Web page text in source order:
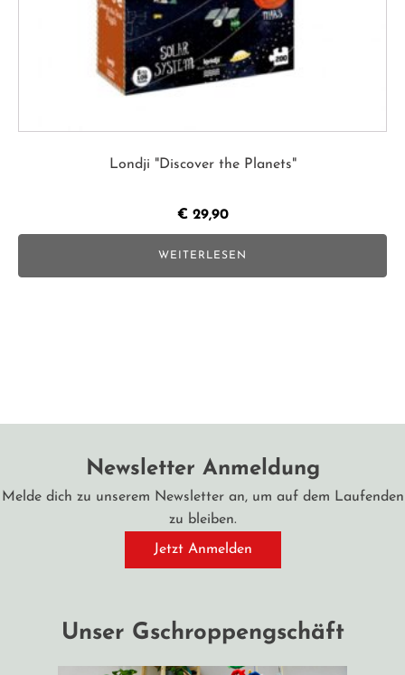
Londji "Discover the Planets"
€29,90
WEITERLESEN
Newsletter Anmeldung
Melde dich zu unserem Newsletter an, um auf dem Laufenden
zu bleiben.
Jetzt Anmelden
Unser Gschroppengschäft